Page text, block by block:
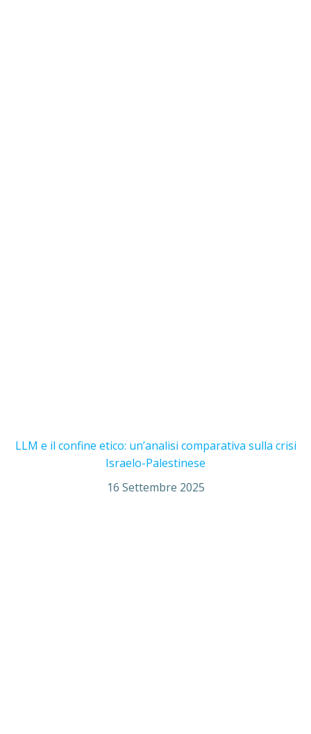
LLM e il confine etico: un’analisi comparativa sulla crisi
Israelo-Palestinese
16 Settembre 2025